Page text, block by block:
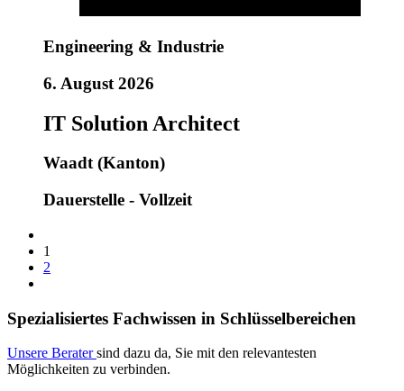
Engineering & Industrie
6. August 2026
IT Solution Architect
Waadt (Kanton)
Dauerstelle - Vollzeit
1
2
Spezialisiertes Fachwissen in Schlüsselbereichen
Unsere Beratersind dazu da, Sie mit den relevantesten
Möglichkeiten zu verbinden.